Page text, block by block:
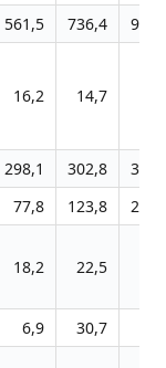
561,5 736,4
16,2 14,7
298,1 302,8
77,8 123,8
18,2 22,5
6,9 30,7